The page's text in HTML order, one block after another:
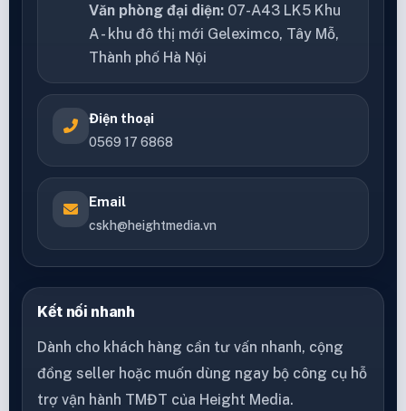
Văn phòng đại diện: 07-A43 LK5 Khu
A - khu đô thị mới Geleximco, Tây Mỗ,
Thành phố Hà Nội
Điện thoại
0569 17 6868
Email
cskh@heightmedia.vn
Kết nối nhanh
Dành cho khách hàng cần tư vấn nhanh, cộng
đồng seller hoặc muốn dùng ngay bộ công cụ hỗ
trợ vận hành TMĐT của Height Media.